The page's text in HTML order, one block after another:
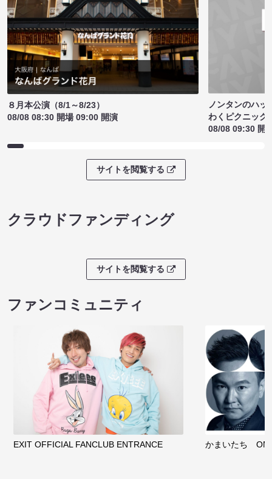
８月本公演（8/1～8/23）
08/08 08:30 開場 09:00 開演
ノンタンのハッ
わくピクニック
08/08 09:30 開
サイトを閲覧する
クラウドファンディング
サイトを閲覧する
ファンコミュニティ
EXIT OFFICIAL FANCLUB ENTRANCE かまいたち